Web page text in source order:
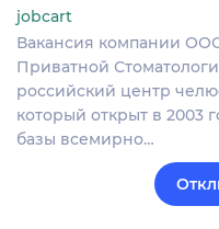
jobcart
Вакансия компании
Приватной
российский центр
который открыт в 2003
базы всемирно…